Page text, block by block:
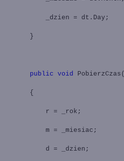
_dzien = dt.Day;
}
public void PobierzCzas(
{
r = _rok;
m = _miesiac;
d = _dzien;